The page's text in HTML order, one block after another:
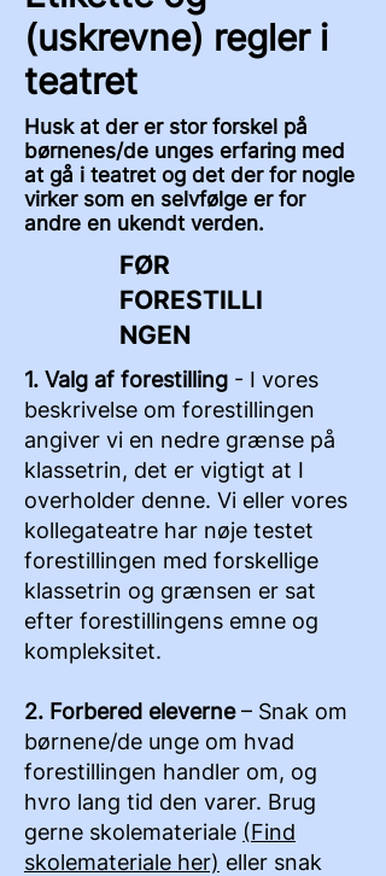
(uskrevne) regler i
teatret
Husk at der er stor forskel på
børnenes/de unges erfaring med
at gå i teatret og det der for nogle
virker som en selvfølge er for
andre en ukendt verden.
FØR
FORESTILLI
NGEN
1. Valg af forestilling - I vores
beskrivelse om forestillingen
angiver vi en nedre grænse på
klassetrin, det er vigtigt at I
overholder denne. Vi eller vores
kollegateatre har nøje testet
forestillingen med forskellige
klassetrin og grænsen er sat
efter forestillingens emne og
kompleksitet.
2. Forbered eleverne– Snak om
børnene/de unge om hvad
forestillingen handler om, og
hvro lang tid den varer. Brug
gerne skolemateriale (Find
skolemateriale her) eller snak